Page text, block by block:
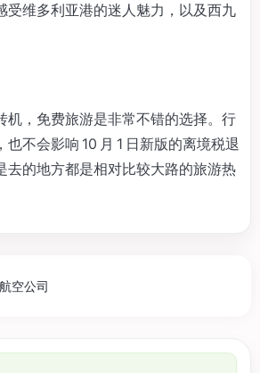
受维多利亚港的迷人魅力，以及西九
机，免费旅游是非常不错的选择。行
不会影响 10 月 1 日新版的离境税退
去的地方都是相对比较大路的旅游热
航空公司